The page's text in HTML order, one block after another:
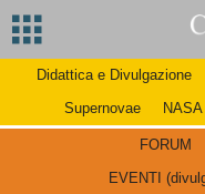
Didattica e Divulgazione
Supernovae
NASA
FORUM
EVENTI